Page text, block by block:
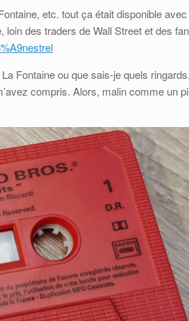
etc. tout ça était disponible
des traders de Wall Street et des
Fontaine ou que sais-je quels
compris. Alors, malin comme un